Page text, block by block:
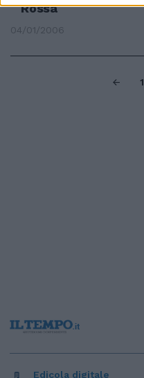
Rossa
04/01/2006
1
Edicola digitale